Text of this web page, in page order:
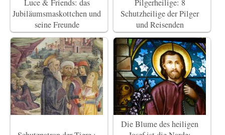
Luce & Friends: das
Jubiläumsmaskottchen und
seine Freunde
Pilgerheilige: 8
Schutzheilige der Pilger
und Reisenden
Die Blume des heiligen